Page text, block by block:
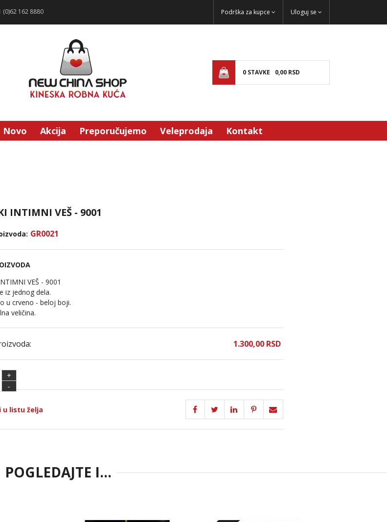
(0)62 162 8880 Podrška za kupce Uloguj se
0 STAVKE 0,00 RSD
Novo Akcija Preporučujemo Veleprodaja Kontakt
INTIMNI VEŠ - 9001
GR0021
VEŠ - 9001
iz jednog dela.
u crveno - beloj boji.
veličina.
1.300,00 RSD
+
-
u listu želja
POGLEDAJTE I...